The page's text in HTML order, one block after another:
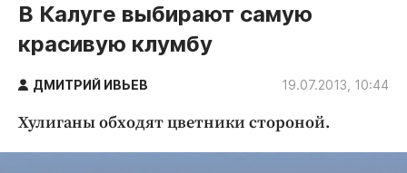
Новости компаний
Статьи
Народные новости
Авто и транспорт
В Калуге выбирают самую
красивую клумбу
ДМИТРИЙ ИВЬЕВ 19.07.2013, 10:44
Хулиганы обходят цветники стороной.